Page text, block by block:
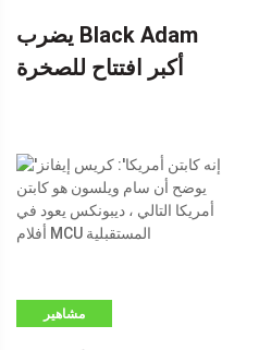
أكبر افتتاح
للصخرة -إعلان-
WINDOW.ADSBYGOOGLE
|| []). PUSH ({})؛
بواسطة
يضرب Black Adam
أكبر افتتاح للصخرة
مشاهير